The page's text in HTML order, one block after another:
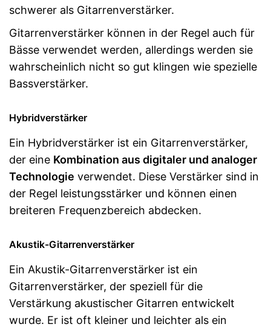
schwerer als Gitarrenverstärker.
Gitarrenverstärker können in der Regel auch für
Bässe verwendet werden, allerdings werden sie
wahrscheinlich nicht so gut klingen wie spezielle
Bassverstärker.
Hybridverstärker
Ein Hybridverstärker ist ein Gitarrenverstärker,
der eine Kombination aus digitaler und analoger
Technologie verwendet. Diese Verstärker sind in
der Regel leistungsstärker und können einen
breiteren Frequenzbereich abdecken.
Akustik-Gitarrenverstärker
Ein Akustik-Gitarrenverstärker ist ein
Gitarrenverstärker, der speziell für die
Verstärkung akustischer Gitarren entwickelt
wurde. Er ist oft kleiner und leichter als ein